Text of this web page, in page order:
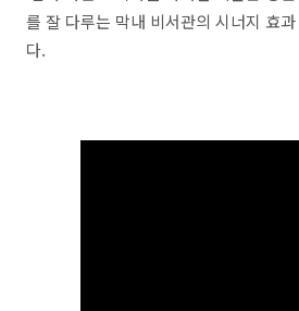
를 잘 다루는 막내 비서관의 시너지 효
다.